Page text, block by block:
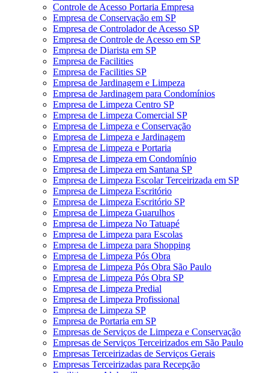
Controle de Acesso Portaria Empresa
Empresa de Conservação em SP
Empresa de Controlador de Acesso SP
Empresa de Controle de Acesso em SP
Empresa de Diarista em SP
Empresa de Facilities
Empresa de Facilities SP
Empresa de Jardinagem e Limpeza
Empresa de Jardinagem para Condomínios
Empresa de Limpeza Centro SP
Empresa de Limpeza Comercial SP
Empresa de Limpeza e Conservação
Empresa de Limpeza e Jardinagem
Empresa de Limpeza e Portaria
Empresa de Limpeza em Condomínio
Empresa de Limpeza em Santana SP
Empresa de Limpeza Escolar Terceirizada em SP
Empresa de Limpeza Escritório
Empresa de Limpeza Escritório SP
Empresa de Limpeza Guarulhos
Empresa de Limpeza No Tatuapé
Empresa de Limpeza para Escolas
Empresa de Limpeza para Shopping
Empresa de Limpeza Pós Obra
Empresa de Limpeza Pós Obra São Paulo
Empresa de Limpeza Pós Obra SP
Empresa de Limpeza Predial
Empresa de Limpeza Profissional
Empresa de Limpeza SP
Empresa de Portaria em SP
Empresas de Serviços de Limpeza e Conservação
Empresas de Serviços Terceirizados em São Paulo
Empresas Terceirizadas de Serviços Gerais
Empresas Terceirizadas para Recepção